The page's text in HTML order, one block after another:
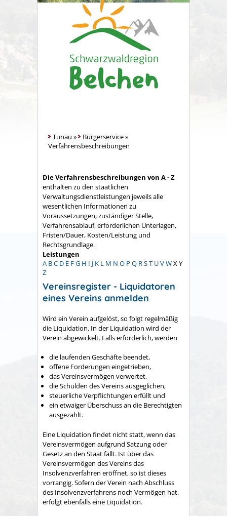
Tunau » Bürgerservice»
Verfahrensbeschreibungen
Die Verfahrensbeschreibungen von A - Z
enthalten zu den staatlichen
Verwaltungsdienstleistungen jeweils alle
wesentlichen Informationen zu
Voraussetzungen, zuständiger Stelle,
Verfahrensablauf, erforderlichen Unterlagen,
Fristen/Dauer, Kosten/Leistung und
Rechtsgrundlage.
Leistungen
A BC D E FG H I J K L M N O P Q RST UVWX Y
Z
Vereinsregister - Liquidatoren
eines Vereins anmelden
Wird ein Verein aufgelöst, so folgt regelmäßig
die Liquidation. In der Liquidation wird der
Verein abgewickelt. Falls erforderlich, werden
die laufenden Geschäfte beendet,
offene Forderungen eingetrieben,
das Vereinsvermögen verwertet,
die Schulden des Vereins ausgeglichen,
steuerliche Verpflichtungen erfüllt und
ein etwaiger Überschuss an die Berechtigten
ausgezahlt.
Eine Liquidation findet nicht statt, wenn das
Vereinsvermögen aufgrund Satzung oder
Gesetz an den Staat fällt. Ist über das
Vereinsvermögen des Vereins das
Insolvenzverfahren eröffnet, so ist dieses
vorrangig. Sofern der Verein nach Abschluss
des Insolvenzverfahrens noch Vermögen hat,
erfolgt ebenfalls eine Liquidation.